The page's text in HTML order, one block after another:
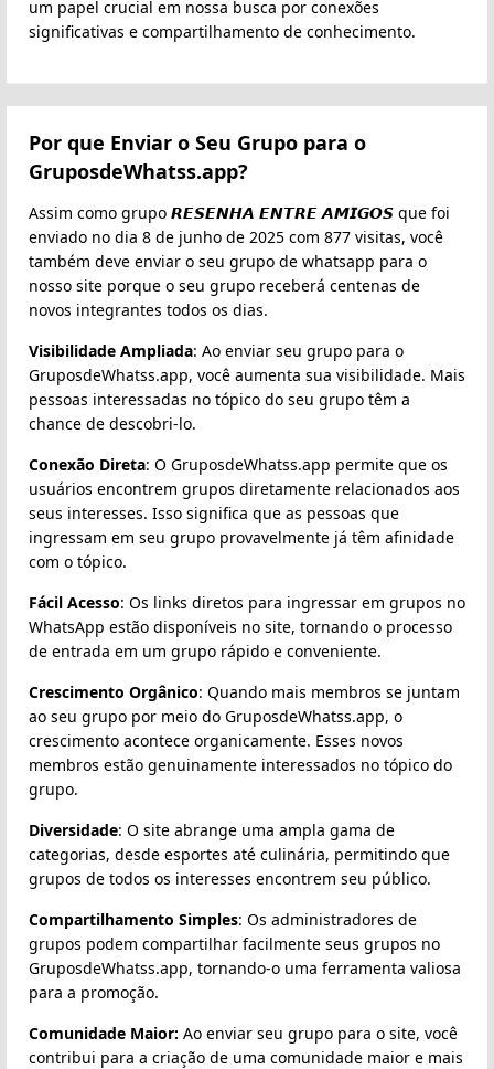
um papel crucial em nossa busca por conexões
significativas e compartilhamento de conhecimento.
Por que Enviar o Seu Grupo para o
GruposdeWhatss.app?
Assim como grupo 𝙍𝙀𝙎𝙀𝙉𝙃𝘼 𝙀𝙉𝙏𝙍𝙀 𝘼𝙈𝙄𝙂𝙊𝙎 que foi
enviado no dia 8 de junho de 2025 com 877 visitas, você
também deve enviar o seu grupo de whatsapp para o
nosso site porque o seu grupo receberá centenas de
novos integrantes todos os dias.
Visibilidade Ampliada: Ao enviar seu grupo para o
GruposdeWhatss.app, você aumenta sua visibilidade. Mais
pessoas interessadas no tópico do seu grupo têm a
chance de descobri-lo.
Conexão Direta: O GruposdeWhatss.app permite que os
usuários encontrem grupos diretamente relacionados aos
seus interesses. Isso significa que as pessoas que
ingressam em seu grupo provavelmente já têm afinidade
com o tópico.
Fácil Acesso: Os links diretos para ingressar em grupos no
WhatsApp estão disponíveis no site, tornando o processo
de entrada em um grupo rápido e conveniente.
Crescimento Orgânico: Quando mais membros se juntam
ao seu grupo por meio do GruposdeWhatss.app, o
crescimento acontece organicamente. Esses novos
membros estão genuinamente interessados no tópico do
grupo.
Diversidade: O site abrange uma ampla gama de
categorias, desde esportes até culinária, permitindo que
grupos de todos os interesses encontrem seu público.
Compartilhamento Simples: Os administradores de
grupos podem compartilhar facilmente seus grupos no
GruposdeWhatss.app, tornando-o uma ferramenta valiosa
para a promoção.
Comunidade Maior: Ao enviar seu grupo para o site, você
contribui para a criação de uma comunidade maior e mais